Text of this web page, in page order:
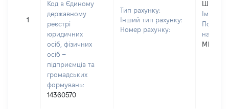
1
Код в Єдиному
державному
реєстрі
юридичних
осіб, фізичних
осіб –
підприємців та
громадських
формувань:
14360570
Тип рахунку:
Інший тип рахунку:
Номер рахунку:
Ім'я:
По